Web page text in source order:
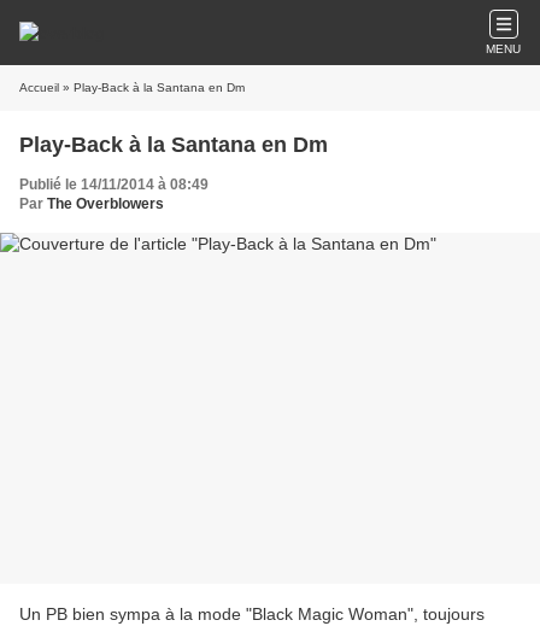
MENU
Accueil » Play-Back à la Santana en Dm
Play-Back à la Santana en Dm
Publié le 14/11/2014 à 08:49
Par The Overblowers
Un PB bien sympa à la mode "Black Magic Woman", toujours